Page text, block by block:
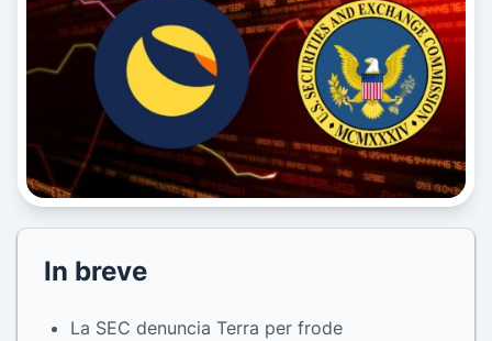
In breve
La SEC denuncia Terra per frode